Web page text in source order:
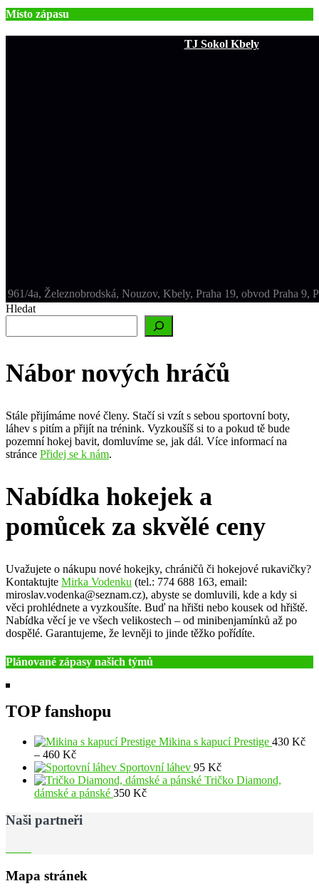
Místo zápasu
TJ Sokol Kbely
961/4a, Železnobrodská, Nouzov, Kbely, Praha 19, obvod Praha 9,
Hledat
Nábor nových hráčů
Stále přijímáme nové členy. Stačí si vzít s sebou sportovní boty,
láhev s pitím a přijít na trénink. Vyzkoušíš si to a pokud tě bude
pozemní hokej bavit, domluvíme se, jak dál. Více informací na
stránce Přidej se k nám.
Nabídka hokejek a
pomůcek za skvělé ceny
Uvažujete o nákupu nové hokejky, chráničů či hokejové rukavičky?
Kontaktujte Mirka Vodenku (tel.: 774 688 163, email:
miroslav.vodenka@seznam.cz), abyste se domluvili, kde a kdy si
věci prohlédnete a vyzkoušíte. Buď na hřišti nebo kousek od hřiště.
Nabídka věcí je ve všech velikostech – od minibenjamínků až po
dospělé. Garantujeme, že levněji to jinde těžko pořídíte.
Plánované zápasy našich týmů
TOP fanshopu
Mikina s kapucí Prestige 430 Kč
– 460 KčRozpětí
cen:
430 Kč
až
Sportovní láhev 95 Kč
Tričko Diamond,
dámské a pánské 350 Kč
Naši partneři
Mapa stránek